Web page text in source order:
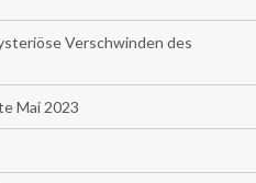
Verschwinden des
Mai 2023